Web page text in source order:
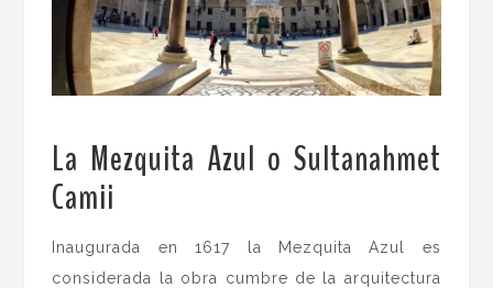
La Mezquita Azul o Sultanahmet
Camii
Inaugurada en 1617 la Mezquita Azul es
considerada la obra cumbre de la arquitectura